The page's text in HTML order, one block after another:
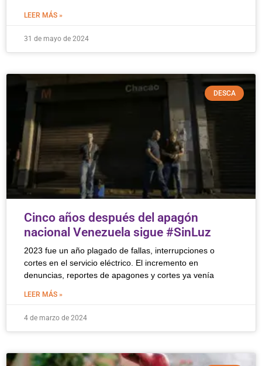
LEER MÁS »
31 de mayo de 2024
DESCA
Cinco años después del apagón
nacional Venezuela sigue #SinLuz
2023 fue un año plagado de fallas, interrupciones o
cortes en el servicio eléctrico. El incremento en
denuncias, reportes de apagones y cortes ya venía
LEER MÁS »
4 de marzo de 2024